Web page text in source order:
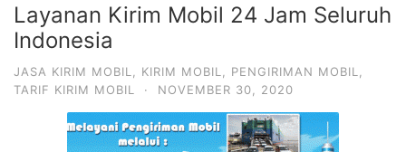
Layanan Kirim Mobil 24 Jam Seluruh
Indonesia
JASA KIRIM MOBIL KIRIM MOBIL PENGIRIMAN MOBIL
TARIF KIRIM MOBIL
· NOVEMBER 30, 2020